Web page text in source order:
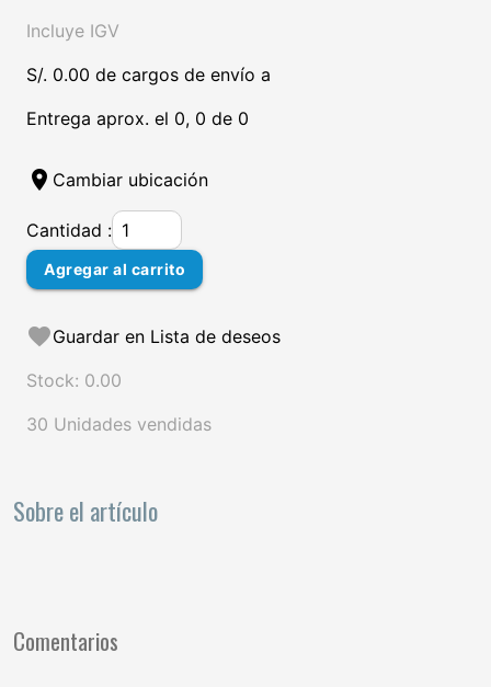
Incluye IGV
S/. 0.00 de cargos de envío a
Entrega aprox. el 0, 0 de 0
location_on Cambiar ubicación
Cantidad :
Agregar al carrito
favoriteGuardar en Lista de deseos
Stock: 0.00
30 Unidades vendidas
Sobre el artículo
Comentarios